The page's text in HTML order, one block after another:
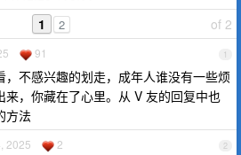
of 2
1 2
1
91
，不感兴趣的划走，成年人谁没有一些烦
来，你藏在了心里。从 V 友的回复中也
方法
2
2025 2